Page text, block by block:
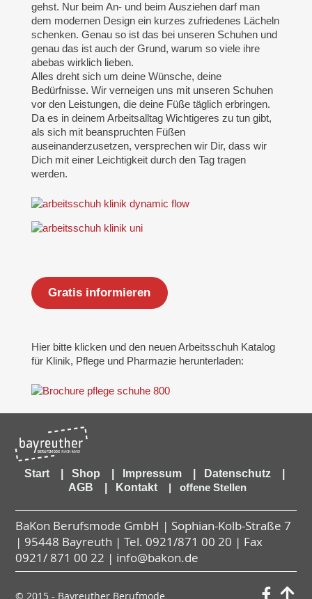
gehst. Nur beim An- und beim Ausziehen darf man
dem modernen Design ein kurzes zufriedenes Lächeln
schenken. Genau so ist das bei unseren Schuhen und
genau das ist auch der Grund, warum so viele ihre
abebas wirklich lieben.
Alles dreht sich um deine Wünsche, deine
Bedürfnisse. Wir verneigen uns mit unseren Schuhen
vor den Leistungen, die deine Füße täglich erbringen.
Da es in deinem Arbeitsalltag Wichtigeres zu tun gibt,
als sich mit beanspruchten Füßen
auseinanderzusetzen, versprechen wir Dir, dass wir
Dich mit einer Leichtigkeit durch den Tag tragen
werden.
Gratis informieren
Hier bitte klicken und den neuen Arbeitsschuh Katalog
für Klinik, Pflege und Pharmazie herunterladen:
Start Shop Impressum Datenschutz
AGB
Kontakt | offene Stellen
BaKon Berufsmode GmbH | Sophian-Kolb-Straße 7
| 95448 Bayreuth | Tel. 0921/871 00 20 | Fax
0921/ 871 00 22 | info@bakon.de
© 2015 - Bayreuther Berufmode